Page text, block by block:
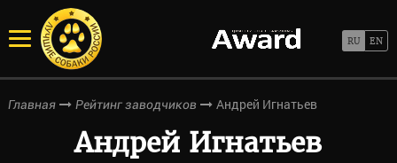
Главная Рейтинг заводчиков Андрей Игнатьев
Андрей Игнатьев